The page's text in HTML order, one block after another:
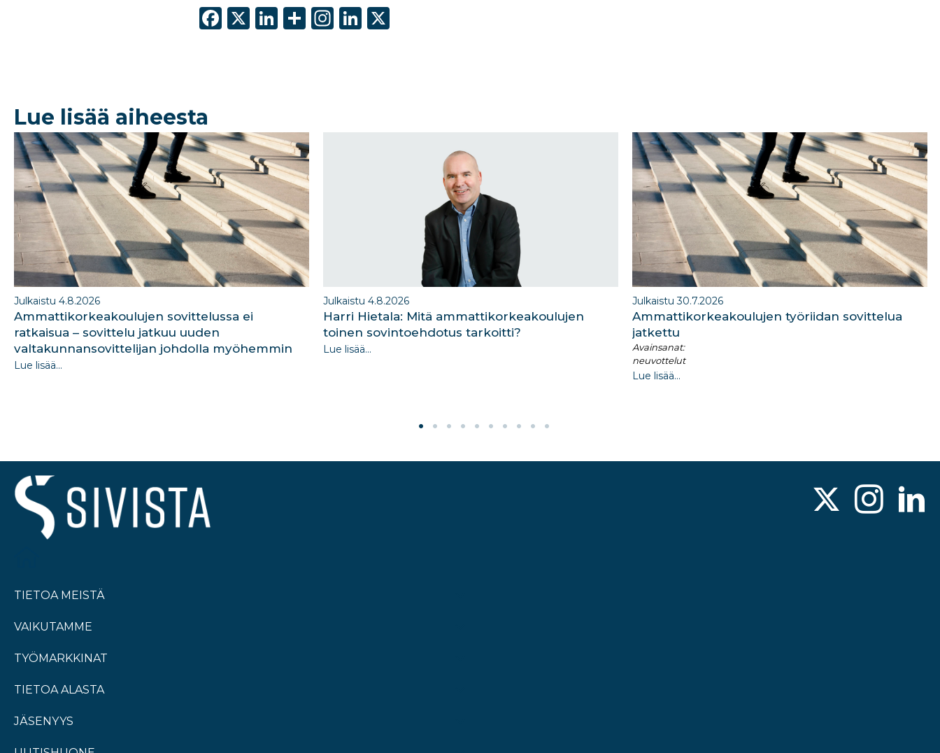
F
o
o
k
X Li
n
S In
m
Li
n
X
Lue lisää aiheesta
Julkaistu 4.8.2026
Ammattikorkeakoulujen sovittelussa ei
ratkaisua – sovittelu jatkuu uuden
valtakunnansovittelijan johdolla myöhemmin
Lue lisää...
Julkaistu 4.8.2026
Harri Hietala: Mitä ammattikorkeakoulujen
toinen sovintoehdotus tarkoitti?
Lue lisää...
Julkaistu 30.7.2026
Ammattikorkeakoulujen työriidan sovittelua
jatkettu
Avainsanat:
neuvottelut
Lue lisää...
TIETOA MEISTÄ
VAIKUTAMME
TYÖMARKKINAT
TIETOA ALASTA
JÄSENYYS